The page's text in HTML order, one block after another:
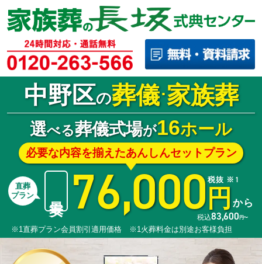
中野区の葬儀･家族葬
選べる葬儀式場が16ホール
必要な内容を揃えたあんしんセットプラン
直葬
プラン
76,000 円 から
税抜 ※1
税込83,600 円〜
※1直葬プラン会員割引適用価格 ※1火葬料金は別途お客様負担